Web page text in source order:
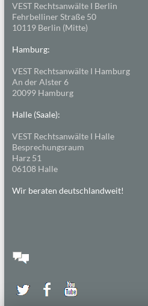
VEST Rechtsanwälte I Berlin
Fehrbelliner Straße 50
10119 Berlin (Mitte)
Hamburg:
VEST Rechtsanwälte I Hamburg
An der Alster 6
20099 Hamburg
Halle (Saale):
VEST Rechtsanwälte I Halle
Besprechungsraum
Harz 51
06108 Halle
Wir beraten deutschlandweit!